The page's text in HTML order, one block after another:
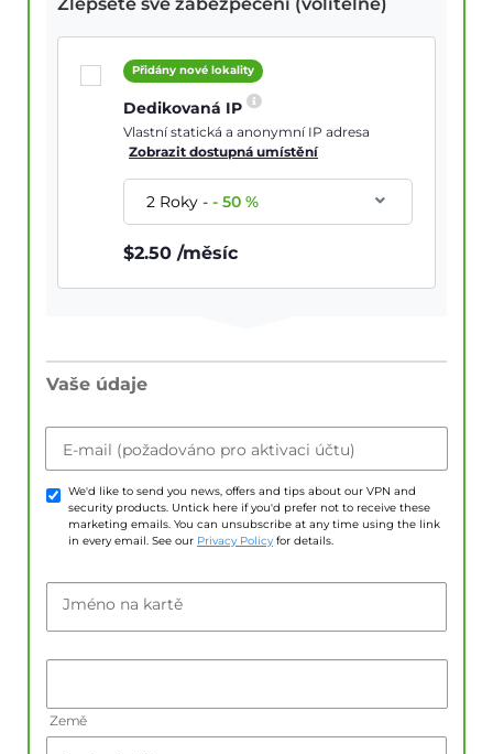
Zlepšete své zabezpečení (volitelné)
Přidány nové lokality
Dedikovaná IP
Vlastní statická a anonymní IP adresa
Zobrazit dostupná umístění
2 Roky--50 %
$2.50 /měsíc
Vaše údaje
E-mail (požadováno pro aktivaci účtu)
We'd like to send you news, offers and tips about our VPN and
security products. Untick here if you'd prefer not to receive these
marketing emails. You can unsubscribe at any time using the link
in every email. See our Privacy Policy for details.
Jméno na kartě
Země